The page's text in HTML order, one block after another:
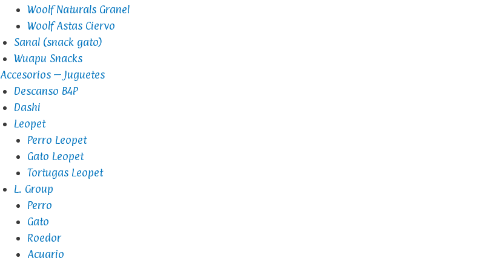
Woolf Naturals Granel
Woolf Astas Ciervo
Sanal (snack gato)
Wuapu Snacks
Accesorios – Juguetes
Descanso B4P
Dashi
Leopet
Perro Leopet
Gato Leopet
Tortugas Leopet
L. Group
Perro
Gato
Roedor
Acuario